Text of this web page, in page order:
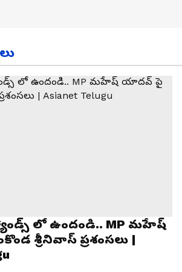
లో ఉందండి.. MP మహేష్
శ్రీనివాస్ ప్రశంసలు |